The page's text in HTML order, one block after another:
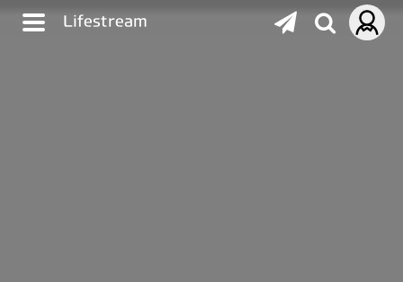
Lifestream